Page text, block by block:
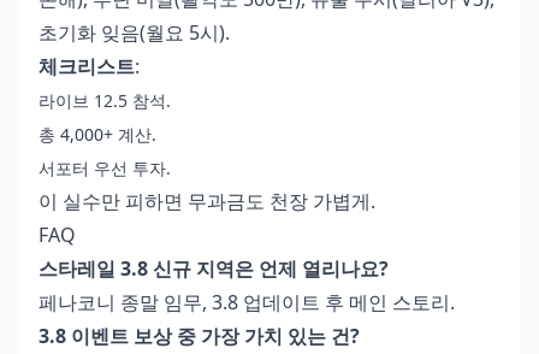
초기화 잊음(월요 5시).
체크리스트:
라이브 12.5 참석.
총 4,000+ 계산.
서포터 우선 투자.
이 실수만 피하면 무과금도 천장 가볍게.
FAQ
스타레일 3.8 신규 지역은 언제 열리나요?
페나코니 종말 임무, 3.8 업데이트 후 메인 스토리.
3.8 이벤트 보상 중 가장 가치 있는 건?